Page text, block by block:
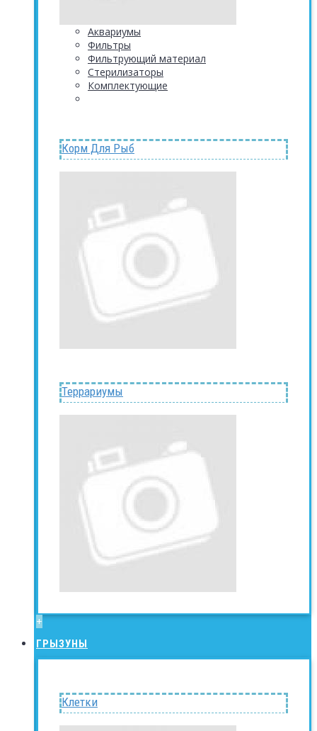
Аквариумы
Фильтры
Фильтрующий материал
Стерилизаторы
Комплектующие
Корм Для Рыб
Террариумы
+
ГРЫЗУНЫ
Клетки